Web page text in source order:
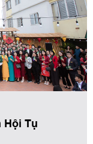
Hội Tụ